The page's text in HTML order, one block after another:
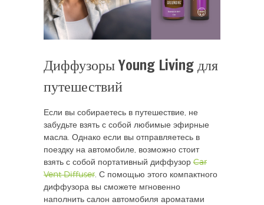
Диффузоры Young Living для
путешествий
Если вы собираетесь в путешествие, не
забудьте взять с собой любимые эфирные
масла. Однако если вы отправляетесь в
поездку на автомобиле, возможно стоит
взять с собой портативный диффузор Car
Vent Diffuser. С помощью этого компактного
диффузора вы сможете мгновенно
наполнить салон автомобиля ароматами